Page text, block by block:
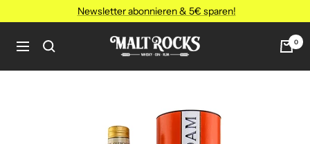
zum
Inhalt
Newsletter abonnieren & 5€ sparen!
Navigation
MALT
ROCKS
0